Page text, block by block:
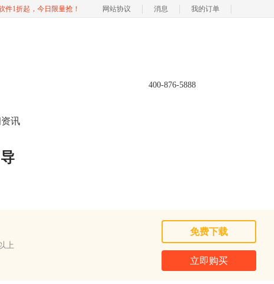
件1折起，今日限量抢！ 网站协议 消息 我的订单
400-876-5888
讯
上
免费下载
立即购买